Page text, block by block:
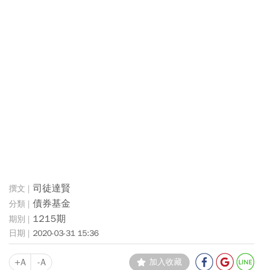
司徒達賢
債券基金
1215期
2020-03-31 15:36
+A -A 加入收藏